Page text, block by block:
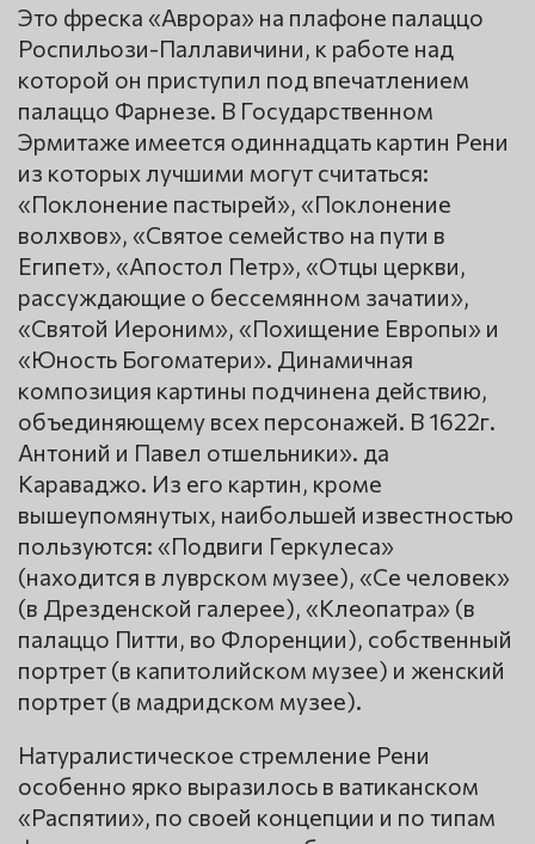
Это фреска «Аврора» на плафоне палаццо
Роспильози-Паллавичини, к работе над
которой он приступил под впечатлением
палаццо Фарнезе. В Государственном
Эрмитаже имеется одиннадцать картин Рени
из которых лучшими могут считаться:
«Поклонение пастырей», «Поклонение
волхвов», «Святое семейство на пути в
Египет», «Апостол Петр», «Отцы церкви,
рассуждающие о бессемянном зачатии»,
«Святой Иероним», «Похищение Европы» и
«Юность Богоматери». Динамичная
композиция картины подчинена действию,
объединяющему всех персонажей. В 1622г.
Антоний и Павел отшельники». да
Караваджо. Из его картин, кроме
вышеупомянутых, наибольшей известностью
пользуются: «Подвиги Геркулеса»
(находится в луврском музее), «Се человек»
(в Дрезденской галерее), «Клеопатра» (в
палаццо Питти, во Флоренции), собственный
портрет (в капитолийском музее) и женский
портрет (в мадридском музее).
Натуралистическое стремление Рени
особенно ярко выразилось в ватиканском
«Распятии», по своей концепции и по типам